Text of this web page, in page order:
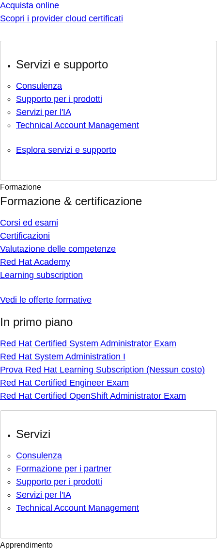
Acquista online
Scopri i provider cloud certificati
Servizi e supporto
Consulenza
Supporto per i prodotti
Servizi per l'IA
Technical Account Management
Esplora servizi e supporto
Formazione
Formazione & certificazione
Corsi ed esami
Certificazioni
Valutazione delle competenze
Red Hat Academy
Learning subscription
Vedi le offerte formative
In primo piano
Red Hat Certified System Administrator Exam
Red Hat System Administration I
Prova Red Hat Learning Subscription (Nessun costo)
Red Hat Certified Engineer Exam
Red Hat Certified OpenShift Administrator Exam
Servizi
Consulenza
Formazione per i partner
Supporto per i prodotti
Servizi per l'IA
Technical Account Management
Apprendimento